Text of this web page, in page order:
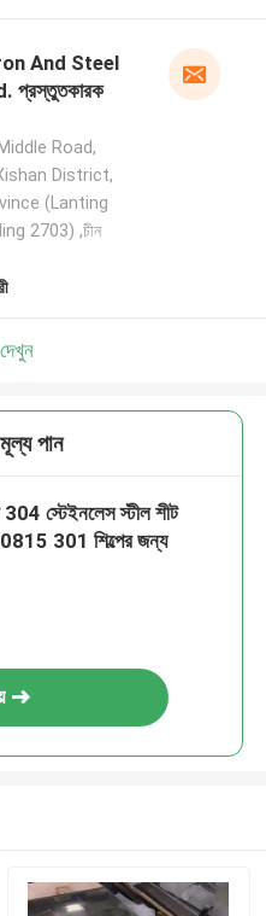
And Steel
প্রস্তুতকারক
Road,
District,
(Lanting
2703) ,চীন
পান
304 স্টেইনলেস স্টীল শীট
301 শিল্পের জন্য